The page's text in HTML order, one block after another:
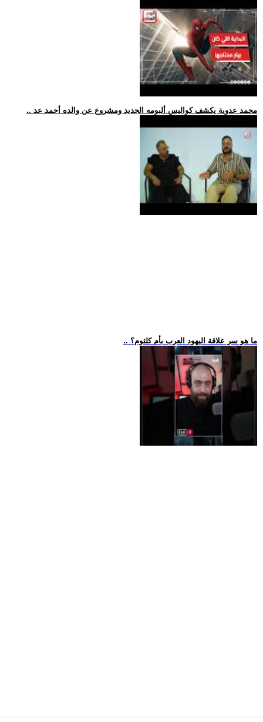
.. محمد عدوية يكشف كواليس ألبومه الجديد ومشروع عن والده أحمد عد
.. ما هو سر علاقة اليهود العرب بأم كلثوم؟